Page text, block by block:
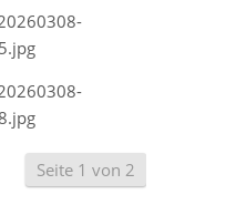
Seite 1 von 2